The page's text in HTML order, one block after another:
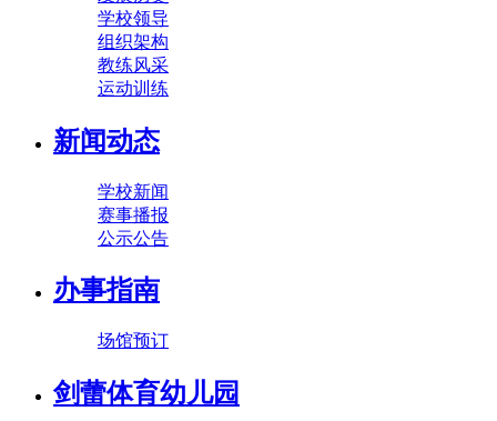
学校领导
组织架构
教练风采
运动训练
新闻动态
学校新闻
赛事播报
公示公告
办事指南
场馆预订
剑蕾体育幼儿园